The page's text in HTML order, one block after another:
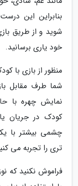
بنابراین این
شوید و از طریق
خود یاری برسانید.
منظور از بازی با
شما طرف مقابل
نمایش چهره با
کودک در جریان
چشمی بیشتر با
تری را تجربه می
فراموش نکنید که